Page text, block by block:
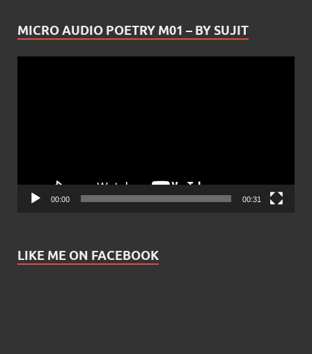
MICRO AUDIO POETRY M01 – BY SUJIT
00:00 00:31
LIKE ME ON FACEBOOK